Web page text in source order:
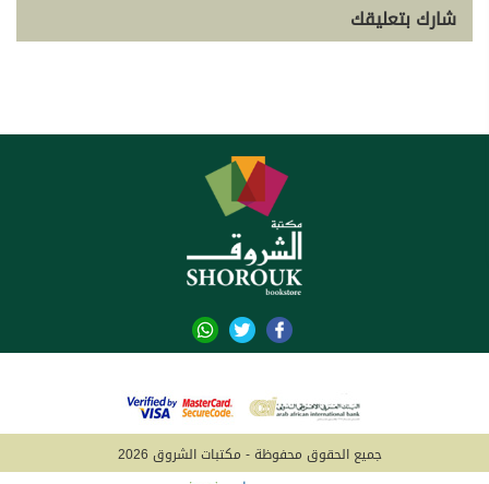
شارك بتعليقك
جميع الحقوق محفوظة - مكتبات الشروق 2026